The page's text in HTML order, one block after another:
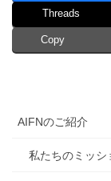
Threads
Copy
AIFNのご紹介
私たちのミッシ